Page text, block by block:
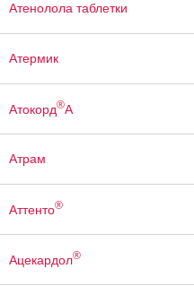
Атенолола таблетки
Атермик
Атокорд®А
Атрам
Аттенто®
Ацекардол®